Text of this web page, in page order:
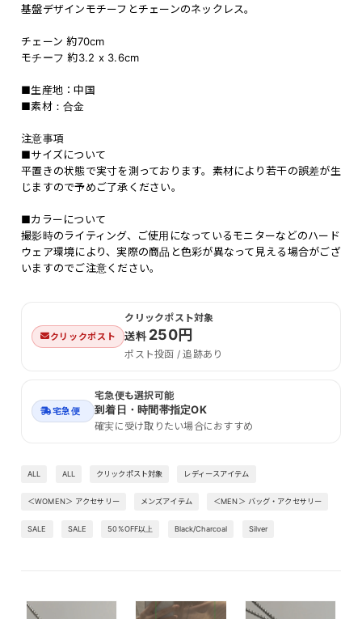
基盤デザインモチーフとチェーンのネックレス。
チェーン 約70cm
モチーフ 約3.2 x 3.6cm
■生産地：中国
■素材：合金
注意事項
■サイズについて
平置きの状態で実寸を測っております。素材により若干の誤差が生
じますので予めご了承ください。
■カラーについて
撮影時のライティング、ご使用になっているモニターなどのハード
ウェア環境により、実際の商品と色彩が異なって見える場合がござ
いますのでご注意ください。
クリックポスト
クリックポスト対象
送料250円
ポスト投函 / 追跡あり
宅急便
宅急便も選択可能
到着日・時間帯指定OK
確実に受け取りたい場合におすすめ
ALL ALL クリックポスト対象 レディースアイテム
＜WOMEN＞ アクセサリー メンズアイテム ＜MEN＞ バッグ・アクセサリー
SALE SALE 50%OFF以上 Black/Charcoal Silver